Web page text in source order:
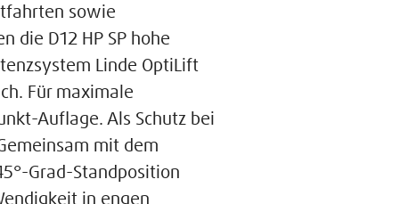
sowie
die D12 HP SP hohe
Linde OptiLift
Für maximale
Auflage. Als Schutz bei
mit dem
Grad-Standposition
in engen